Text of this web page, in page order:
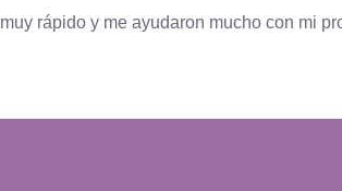
muy rápido y me ayudaron mucho con mi